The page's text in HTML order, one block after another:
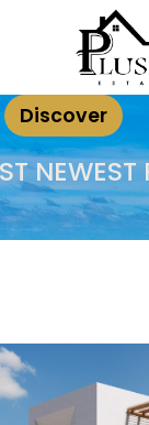
Discover
NEWEST